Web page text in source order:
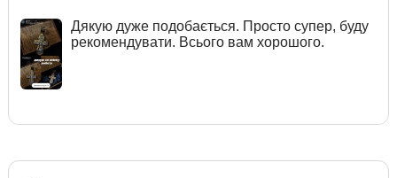
Дякую дуже подобається. Просто супер, буду
рекомендувати. Всього вам хорошого.